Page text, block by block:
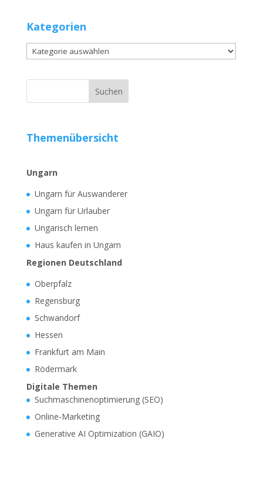
Kategorien
Kategorien
Themenübersicht
Ungarn
Ungarn für Auswanderer
Ungarn für Urlauber
Ungarisch lernen
Haus kaufen in Ungarn
Regionen Deutschland
Oberpfalz
Regensburg
Schwandorf
Hessen
Frankfurt am Main
Rödermark
Digitale Themen
Suchmaschinenoptimierung (SEO)
Online-Marketing
Generative AI Optimization (GAIO)